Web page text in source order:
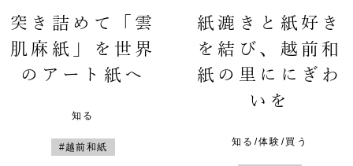
突き詰めて「雲
肌麻紙」を世界
のアート紙へ
知る
#越前和紙
紙漉きと紙好き
を結び、越前和
紙の里ににぎわ
いを
知る/体験/買う